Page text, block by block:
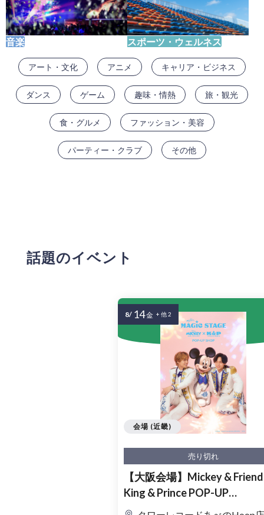
音楽 スポーツ・ウェルネス
アート・文化 アニメ キャリア・ビジネス
ダンス ゲーム 趣味・情熱 旅・観光
食・グルメ ファッション・美容
パーティー・クラブ その他
話題のイベント
売り切れ
【大阪会場】Mickey &
King & Prince POP-UP
SHOP「MAGIC STAGE」入
会場 (近畿)
8/ 14金 + 他 2